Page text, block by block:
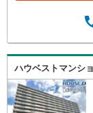
保
ハウベストマンシ